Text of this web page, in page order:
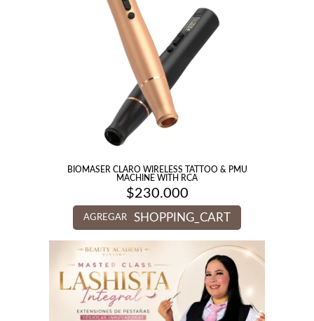
BIOMASER CLARO WIRELESS TATTOO & PMU
MACHINE WITH RCA
$230.000
AGREGAR SHOPPING_CART